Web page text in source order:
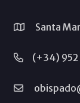
Santa
(+34)